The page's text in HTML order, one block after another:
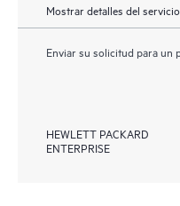
Mostrar detalles del servicio
Enviar su solicitud para un
HEWLETT PACKARD
ENTERPRISE